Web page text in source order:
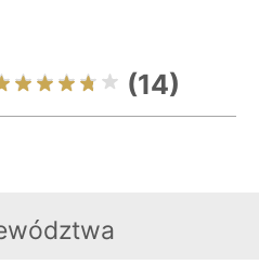
(14)